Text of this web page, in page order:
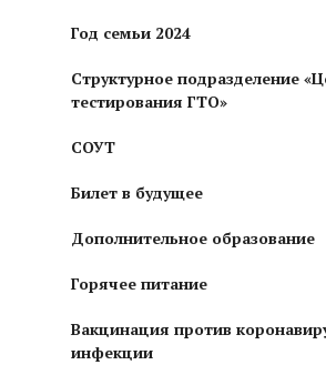
Год семьи 2024
Структурное подразделение
тестирования ГТО»
СОУТ
Билет в будущее
Дополнительное образование
Горячее питание
Вакцинация против
инфекции